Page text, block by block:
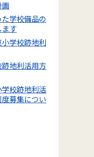
画
た学校備品の
ます
学校跡地利
地利活用方
校跡地利活
募集につい